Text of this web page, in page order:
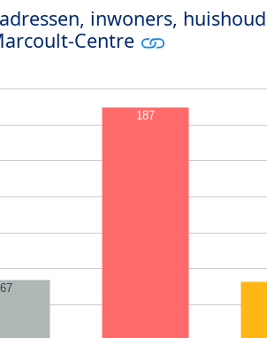
inwoners,
Centre
67
187